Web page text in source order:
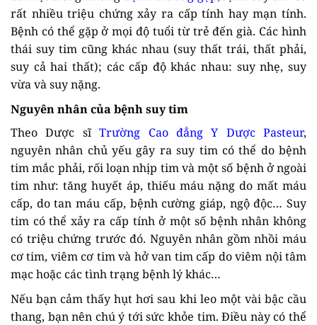
rất nhiều triệu chứng xảy ra cấp tính hay mạn tính.
Bệnh có thể gặp ở mọi độ tuổi từ trẻ đến già. Các hình
thái suy tim cũng khác nhau (suy thất trái, thất phải,
suy cả hai thất); các cấp độ khác nhau: suy nhẹ, suy
vừa và suy nặng.
Nguyên nhân của bệnh suy tim
Theo Dược sĩTrường Cao đẳng Y Dược Pasteur,
nguyên nhân chủ yếu gây ra suy tim có thể do bệnh
tim mắc phải, rối loạn nhịp tim và một số bệnh ở ngoài
tim như: tăng huyết áp, thiếu máu nặng do mất máu
cấp, do tan máu cấp, bệnh cường giáp, ngộ độc… Suy
tim có thể xảy ra cấp tính ở một số bệnh nhân không
có triệu chứng trước đó. Nguyên nhân gồm nhồi máu
cơ tim, viêm cơ tim và hở van tim cấp do viêm nội tâm
mạc hoặc các tình trạng bệnh lý khác…
Nếu bạn cảm thấy hụt hơi sau khi leo một vài bậc cầu
thang, bạn nên chú ý tới sức khỏe tim. Điều này có thể